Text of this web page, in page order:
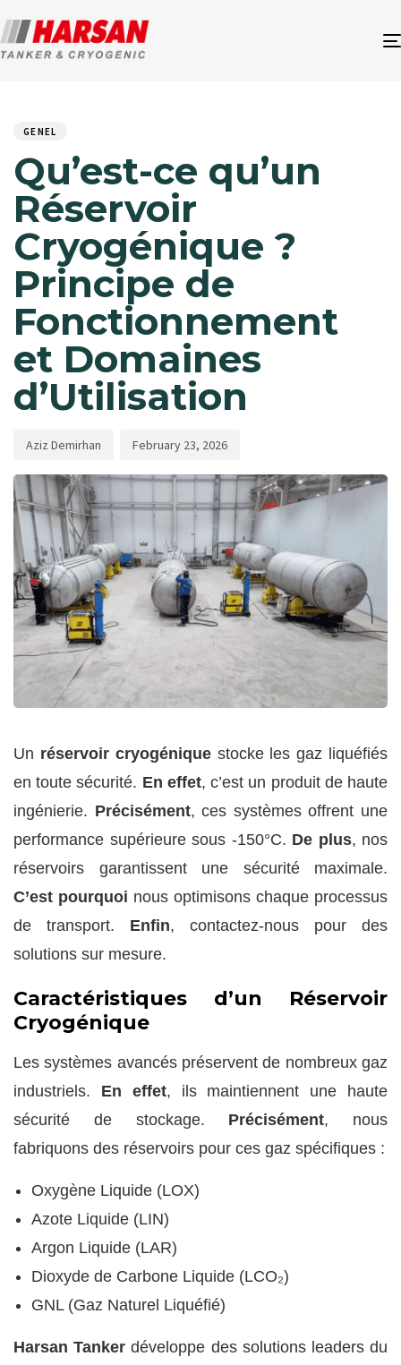
GENEL
Qu’est-ce qu’un
Réservoir
Cryogénique ?
Principe de
Fonctionnement
et Domaines
d’Utilisation
Aziz Demirhan February 23, 2026
Un réservoir cryogéniquestocke les gaz liquéfiés
en toute sécurité. En effet, c’est un produit de haute
ingénierie. Précisément, ces systèmes offrent une
performance supérieure sous -150°C. De plus, nos
réservoirs garantissent une sécurité maximale.
C’est pourquoi nous optimisons chaque processus
de transport. Enfin, contactez-nous pour des
solutions sur mesure.
Caractéristiques d’un Réservoir
Cryogénique
Les systèmes avancés préservent de nombreux gaz
industriels. En effet, ils maintiennent une haute
sécurité de stockage. Précisément, nous
fabriquons des réservoirs pour ces gaz spécifiques :
Oxygène Liquide (LOX)
Azote Liquide (LIN)
Argon Liquide (LAR)
Dioxyde de Carbone Liquide (LCO₂)
GNL (Gaz Naturel Liquéfié)
Harsan Tanker développe des solutions leaders du